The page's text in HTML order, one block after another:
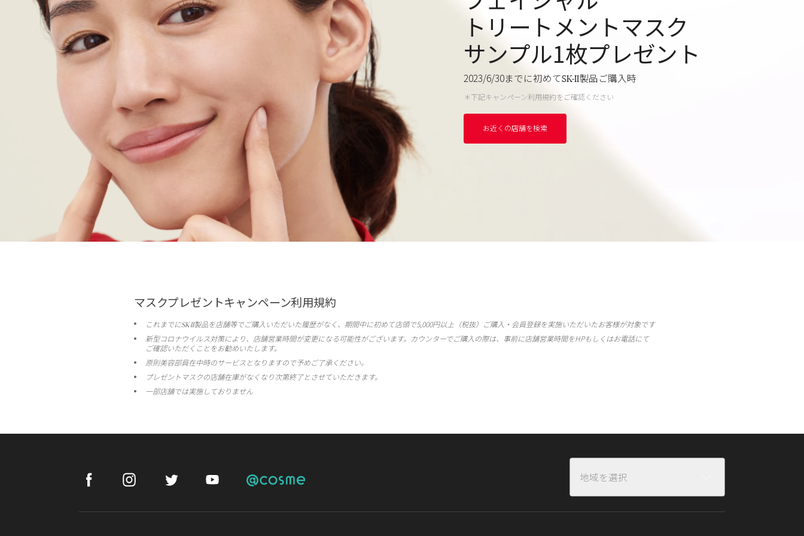
トリートメントマスク
サンプル1枚プレゼント
2023/6/30までに初めてSK-II製品ご購入時
＊下記キャンペーン利用規約をご確認ください
お近くの店舗を検索
マスクプレゼントキャンペーン利用規約
これまでにSK-II製品を店舗等でご購入 いただいた履歴がなく、 期間中に初めて店頭で5,000円以上 （税抜） ご購入・ 会員登録を実施いただいたお客様が対象です
新型コロナウイルス対策により、 店舗営業時間が変更になる可能性がございます。 カウンターでご購入の際は、 事前に店舗営業時間をHPもしくはお電話にて
ご確認いただく ことをお勧めいたします。
原則美容部員在中時のサービスとなりますので予めご了承ください。
プレゼント マスクの店舗在庫がなくなり次第終了とさせていただきます。
一部店舗では実施しておりません
Facebook InstagramTwitter Youtube Cosme 地域を選択